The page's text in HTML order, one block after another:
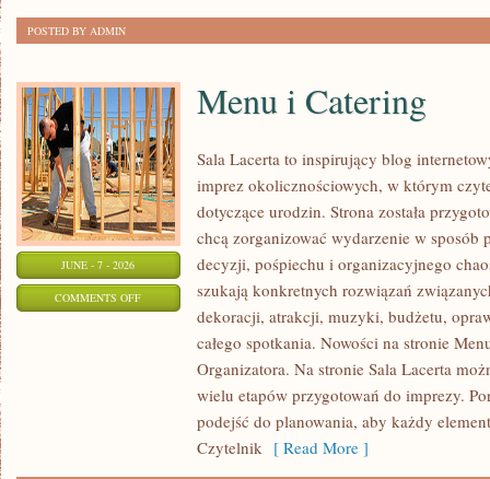
POSTED BY ADMIN
JUNE - 7 - 2026
COMMENTS OFFON
Menu i Catering
Sala Lacerta to inspirujący blog
imprez okolicznościowych, w którym
dotyczące urodzin. Strona została
chcą zorganizować wydarzenie w sposób
decyzji, pośpiechu i organizacyjnego
szukają konkretnych rozwiązań
dekoracji, atrakcji, muzyki, budżetu,
całego spotkania. Nowości na stronie
Organizatora. Na stronie Sala Lacerta
wielu etapów przygotowań do imprezy.
podejść do planowania, aby każdy
Czytelnik [ Read More ]